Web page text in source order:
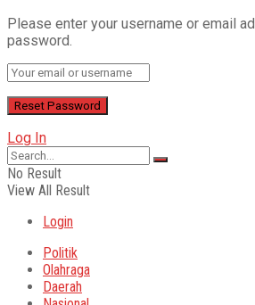
Please enter your username or email
password.
Log In
No Result
View All Result
Login
Politik
Olahraga
Daerah